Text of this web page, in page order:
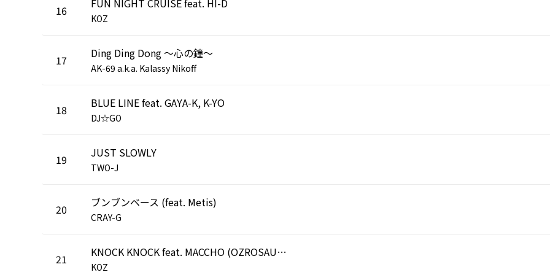
16
KOZ
17 Ding Ding Dong ～心の鐘～
AK-69 a.k.a. Kalassy Nikoff
18 BLUE LINE feat. GAYA-K, K-YO
DJ☆GO
19 JUST SLOWLY
TWO-J
20 ブンブンベース (feat. Metis)
CRAY-G
21 KNOCK KNOCK feat. MACCHO (OZROSAURUS)
KOZ